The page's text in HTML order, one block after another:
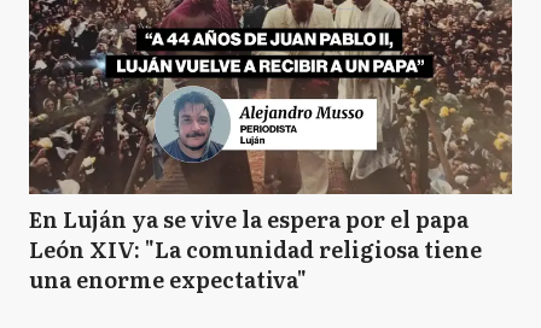
En Luján ya se vive la espera por el papa
León XIV: "La comunidad religiosa tiene
una enorme expectativa"